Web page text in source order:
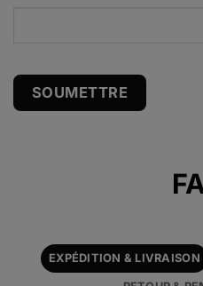
EXPÉDITION & LIVRAISON